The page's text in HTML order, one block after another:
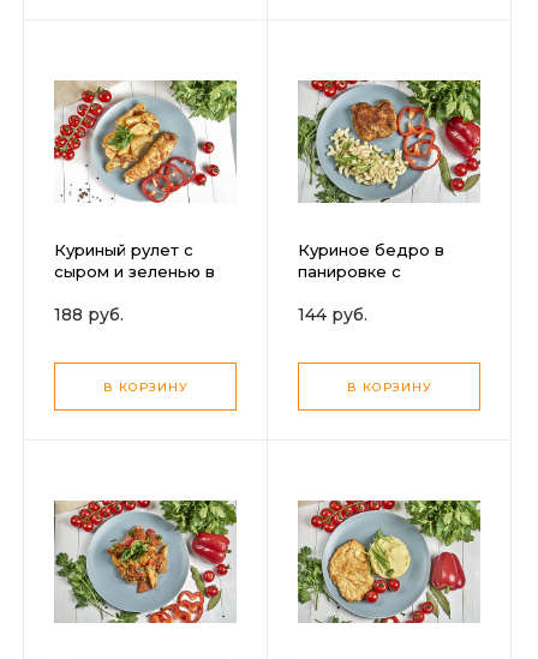
Куриный рулет с
сыром и зеленью в
картофелем по-
188 руб.
В КОРЗИНУ
Куриное бедро в
панировке с
144 руб.
В КОРЗИНУ